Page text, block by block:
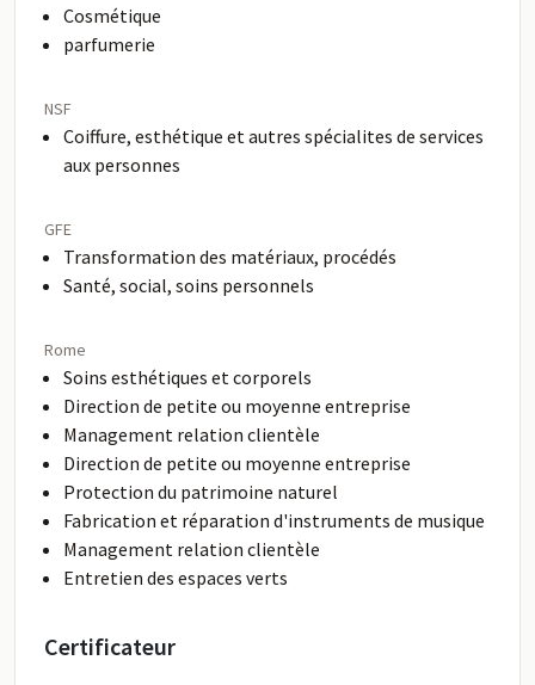
Cosmétique
parfumerie
NSF
Coiffure, esthétique et autres spécialites de services
aux personnes
GFE
Transformation des matériaux, procédés
Santé, social, soins personnels
Rome
Soins esthétiques et corporels
Direction de petite ou moyenne entreprise
Management relation clientèle
Direction de petite ou moyenne entreprise
Protection du patrimoine naturel
Fabrication et réparation d'instruments de musique
Management relation clientèle
Entretien des espaces verts
Certificateur